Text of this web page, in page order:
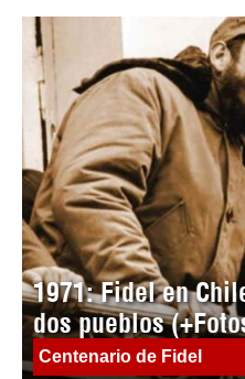
1971: Fidel en
dos pueblos
Centenario de Fidel